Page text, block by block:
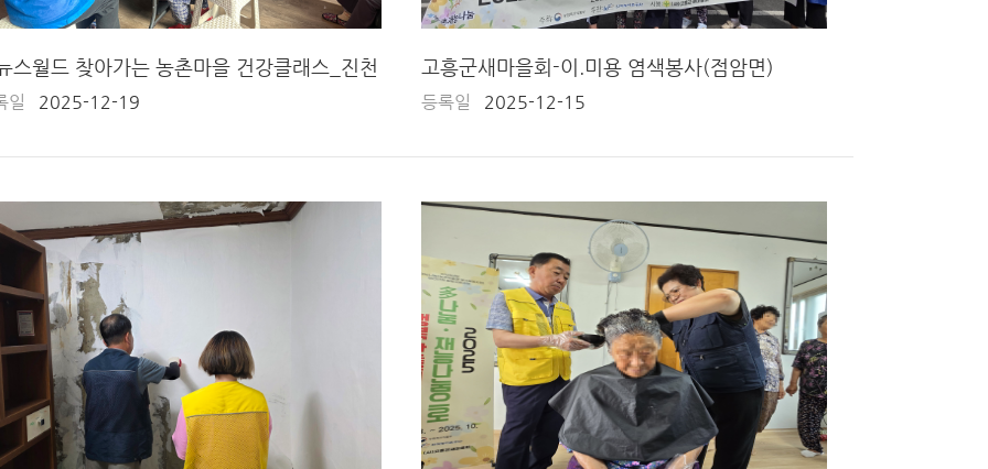
스월드 찾아가는 농촌마을 건강클래스_진천
일 2025-12-19
고흥군새마을회-이.미용 염색봉사(점암면)
등록일 2025-12-15